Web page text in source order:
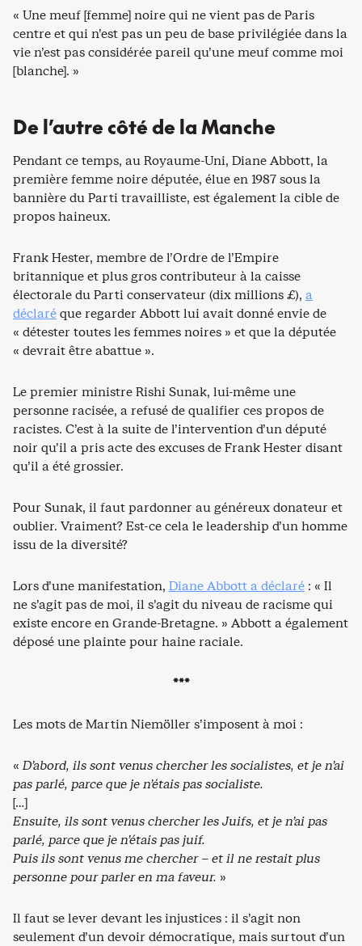
« Une meuf [femme] noire qui ne vient pas de Paris
centre et qui n’est pas un peu de base privilégiée dans la
vie n’est pas considérée pareil qu’une meuf comme moi
[blanche]. »
De l’autre côté de la Manche
Pendant ce temps, au Royaume-Uni, Diane Abbott, la
première femme noire députée, élue en 1987 sous la
bannière du Parti travailliste, est également la cible de
propos haineux.
Frank Hester, membre de l’Ordre de l’Empire
britannique et plus gros contributeur à la caisse
électorale du Parti conservateur (dix millions £), a
déclaréque regarder Abbott lui avait donné envie de
« détester toutes les femmes noires » et que la députée
« devrait être abattue ».
Le premier ministre Rishi Sunak, lui-même une
personne racisée, a refusé de qualifier ces propos de
racistes. C’est à la suite de l’intervention d’un député
noir qu’il a pris acte des excuses de Frank Hester disant
qu’il a été grossier.
Pour Sunak, il faut pardonner au généreux donateur et
oublier. Vraiment? Est-ce cela le leadership d’un homme
issu de la diversité?
Lors d’une manifestation, Diane Abbott a déclaré : « Il
ne s’agit pas de moi, il s’agit du niveau de racisme qui
existe encore en Grande-Bretagne. » Abbott a également
déposé une plainte pour haine raciale.
***
Les mots de Martin Niemöller s’imposent à moi :
« D’abord, ils sont venus chercher les socialistes, et je n’ai
pas parlé, parce que je n’étais pas socialiste.
[…]
Ensuite, ils sont venus chercher les Juifs, et je n’ai pas
parlé, parce que je n’étais pas juif.
Puis ils sont venus me chercher – et il ne restait plus
personne pour parler en ma faveur. »
Il faut se lever devant les injustices : il s’agit non
seulement d’un devoir démocratique, mais surtout d’un